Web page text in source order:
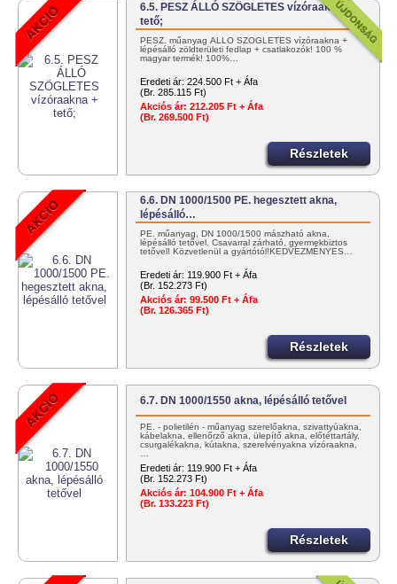
6.5. PESZ ÁLLÓ SZÖGLETES vízóraakna +
tető;
PESZ. műanyag ÁLLÓ SZÖGLETES vízóraakna +
lépésálló zöldterületi fedlap + csatlakozók! 100 %
magyar termék! 100%…
Eredeti ár: 224.500 Ft + Áfa
(Br. 285.115 Ft)
Akciós ár: 212.205 Ft + Áfa
(Br. 269.500 Ft)
Részletek
6.6. DN 1000/1500 PE. hegesztett akna,
lépésálló…
PE. műanyag, DN 1000/1500 mászható akna,
lépésálló tetővel. Csavarral zárható, gyermekbiztos
tetővel! Közvetlenül a gyártótól!KEDVEZMÉNYES…
Eredeti ár: 119.900 Ft + Áfa
(Br. 152.273 Ft)
Akciós ár: 99.500 Ft + Áfa
(Br. 126.365 Ft)
Részletek
6.7. DN 1000/1550 akna, lépésálló tetővel
PE. - polietilén - műanyag szerelőakna, szivattyúakna,
kábelakna, ellenőrző akna, ülepítő akna, előtéttartály,
csurgalékakna, kútakna, szerelvényakna vízóraakna,
…
Eredeti ár: 119.900 Ft + Áfa
(Br. 152.273 Ft)
Akciós ár: 104.900 Ft + Áfa
(Br. 133.223 Ft)
Részletek